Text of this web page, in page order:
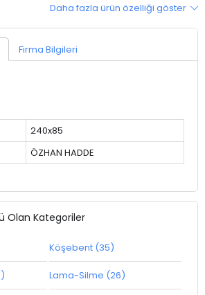
Daha fazla ürün özelliği göster
Firma Bilgileri
240x85
ÖZHAN HADDE
Olan Kategoriler
Köşebent (35)
Lama-Silme (26)